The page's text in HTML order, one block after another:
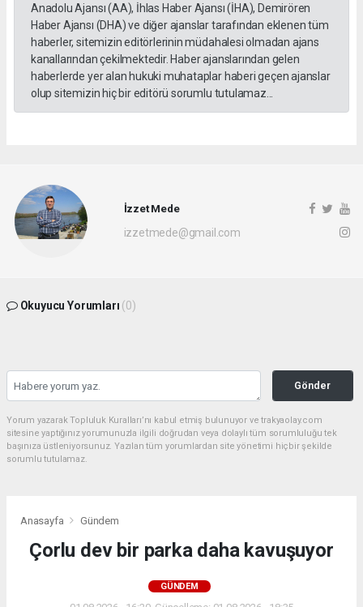
Anadolu Ajansı (AA), İhlas Haber Ajansı (İHA), Demirören
Haber Ajansı (DHA) ve diğer ajanslar tarafından eklenen tüm
haberler, sitemizin editörlerinin müdahalesi olmadan ajans
kanallarından çekilmektedir. Haber ajanslarından gelen
haberlerde yer alan hukuki muhataplar haberi geçen ajanslar
olup sitemizin hiç bir editörü sorumlu tutulamaz...
İzzet Mede
izzetmede@gmail.com
Okuyucu Yorumları (0)
Gönder
Yorum yazarak Topluluk Kuralları’nı kabul etmiş bulunuyor ve trakyaolay.com
sitesine yaptığınız yorumunuzla ilgili doğrudan veya dolaylı tüm sorumluluğu tek
başınıza üstleniyorsunuz. Yazılan tüm yorumlardan site yönetimi hiçbir şekilde
sorumlu tutulamaz.
Anasayfa Gündem
Çorlu dev bir parka daha kavuşuyor
GÜNDEM